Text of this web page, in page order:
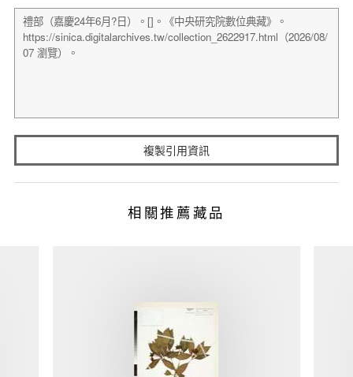
複製引用資訊
相關推薦藏品